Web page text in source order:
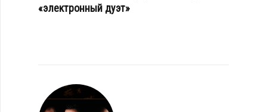
«электронный дуэт»